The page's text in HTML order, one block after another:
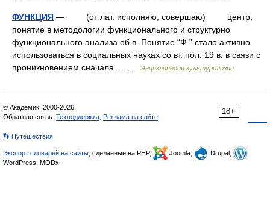
ФУНКЦИЯ — (от лат. исполняю, совершаю) центр,
понятие в методологии функционального и структурно
функционального анализа об в. Понятие “Ф.” стало активно
использоваться в социальных науках со вт. пол. 19 в. в связи с
проникновением сначала… …
Энциклопедия культурологии
18+
© Академик, 2000-2026
Обратная связь: Техподдержка Реклама на сайте
👣 Путешествия
Экспорт словарей на сайты , сделанные на PHP, Joomla,
Drupal,
WordPress, MODx.